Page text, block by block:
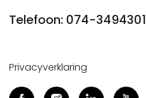
Telefoon: 074-3494301
Privacyverklaring